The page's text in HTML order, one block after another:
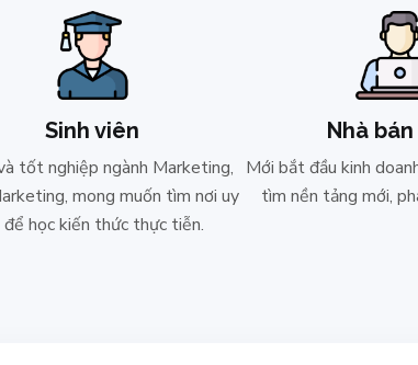
Sinh viên
tốt nghiệp ngành Marketing,
mong muốn tìm nơi uy
học kiến thức thực tiễn.
Nhà
Mới bắt đầu kinh
tìm nền tảng mới,